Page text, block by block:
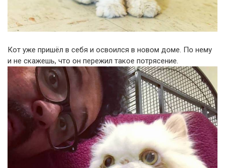
Кот уже пришёл в себя и освоился в новом доме. По нему
и не скажешь, что он пережил такое потрясение.